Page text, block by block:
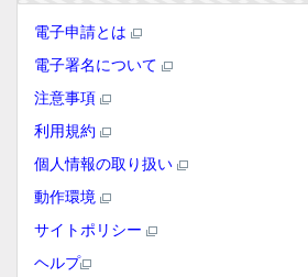
電子申請とは
電子署名について
注意事項
利用規約
個人情報の取り扱い
動作環境
サイトポリシー
ヘルプ